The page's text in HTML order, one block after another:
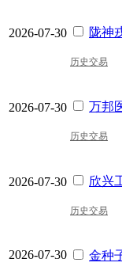
2026-07-30 陇神
历史交易
2026-07-30 万邦
历史交易
2026-07-30 欣兴
历史交易
2026-07-30 金种